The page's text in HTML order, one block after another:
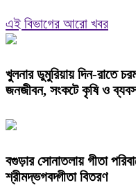
এই বিভাগের আরো খবর
খুলনার ডুমুরিয়ায় দিন-রাতে
জনজীবন, সংকটে কৃষি ও
বগুড়ার সোনাতলায় গীতা
শ্রীমদ্ভগবদ্গীতা বিতরণ